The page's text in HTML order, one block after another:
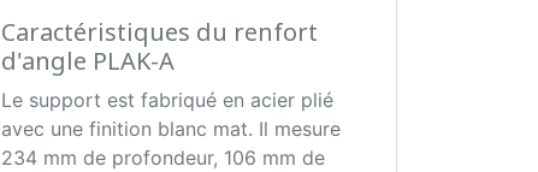
Caractéristiques du renfort
d'angle PLAK-A
Le support est fabriqué en acier plié
avec une finition blanc mat. Il mesure
234 mm de profondeur, 106 mm de